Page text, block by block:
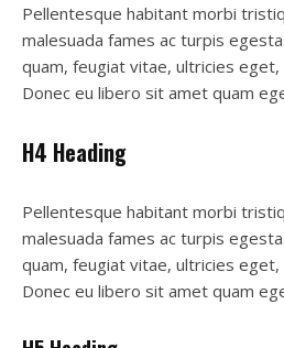
Pellentesque habitant morbi
malesuada fames ac turpis
quam, feugiat vitae, ultricies
Donec eu libero sit amet quam
H4 Heading
Pellentesque habitant morbi
malesuada fames ac turpis
quam, feugiat vitae, ultricies
Donec eu libero sit amet quam